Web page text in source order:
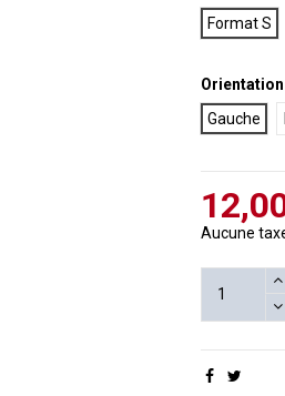
Format S
Orientation
Gauche
Aucune